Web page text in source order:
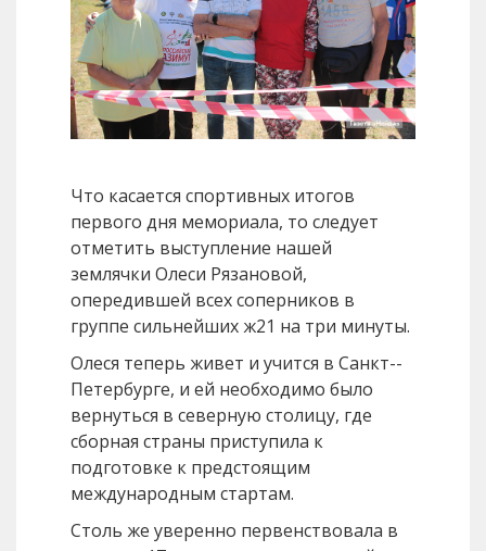
Что касается спортивных итогов
первого дня мемориала, то следует
отметить выступление нашей
землячки Олеси Рязановой,
опередившей всех соперников в
группе сильнейших ж21 на три минуты.
Олеся теперь живет и учится в Санкт-­
Петербурге, и ей необходимо было
вернуться в северную столицу, где
сборная страны приступила к
подготовке к предстоящим
международным стартам.
Столь же уверенно первенствовала в